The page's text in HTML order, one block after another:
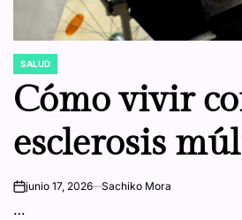
POSTED
SALUD
Cómo vivir
esclerosis
manejar los
onjunio 17, 2026 Sachiko Mora
…